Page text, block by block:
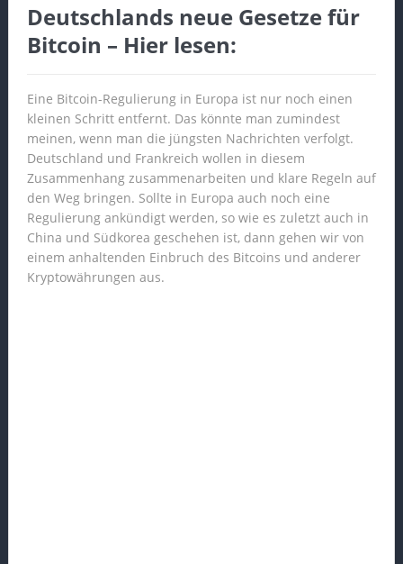
Deutschlands neue Gesetze für
Bitcoin – Hier lesen:
Eine Bitcoin-Regulierung in Europa ist nur noch einen
kleinen Schritt entfernt. Das könnte man zumindest
meinen, wenn man die jüngsten Nachrichten verfolgt.
Deutschland und Frankreich wollen in diesem
Zusammenhang zusammenarbeiten und klare Regeln auf
den Weg bringen. Sollte in Europa auch noch eine
Regulierung ankündigt werden, so wie es zuletzt auch in
China und Südkorea geschehen ist, dann gehen wir von
einem anhaltenden Einbruch des Bitcoins und anderer
Kryptowährungen aus.